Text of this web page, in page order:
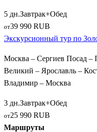
5 дн.Завтрак+Обед
от39 990 RUB
Экскурсионный тур по
Москва – Сергиев Посад –
Великий – Ярославль –
Владимир – Москва
3 дн.Завтрак+Обед
от25 990 RUB
Маршруты